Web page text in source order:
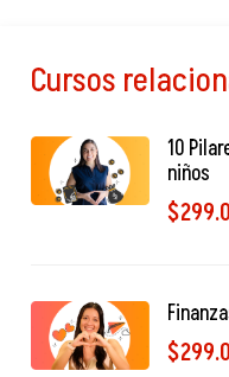
Cursos
10
niños